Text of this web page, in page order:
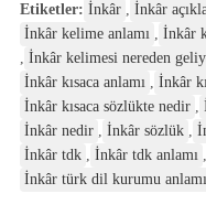
Etiketler: İnkâr , İnkâr
İnkâr kelime anlamı , İnkâr
, İnkâr kelimesi nereden
İnkâr kısaca anlamı , İnkâr
İnkâr kısaca sözlükte nedir ,
İnkâr nedir , İnkâr sözlük ,
İnkâr tdk , İnkâr tdk anlamı ,
İnkâr türk dil kurumu anlamı